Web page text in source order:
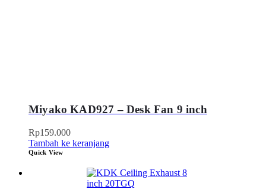
Miyako KAD927 – Desk Fan 9 inch
Rp159.000
Tambah ke keranjang
Quick View